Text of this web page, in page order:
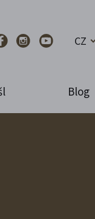
CZ
Blog